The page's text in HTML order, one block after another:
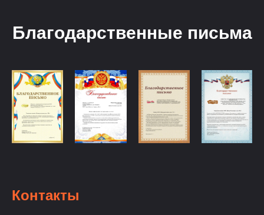
Благодарственные письма
Контакты